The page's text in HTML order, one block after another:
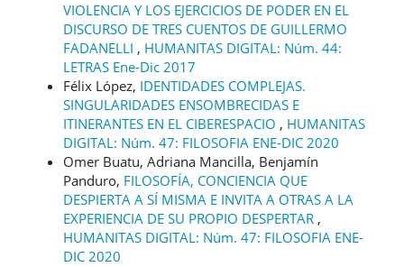
VIOLENCIA Y LOS EJERCICIOS DE PODER EN EL
DISCURSO DE TRES CUENTOS DE GUILLERMO
FADANELLI , HUMANITAS DIGITAL: Núm. 44:
LETRAS Ene-Dic 2017
Félix López, IDENTIDADES COMPLEJAS.
SINGULARIDADES ENSOMBRECIDAS E
ITINERANTES EN EL CIBERESPACIO , HUMANITAS
DIGITAL: Núm. 47: FILOSOFIA ENE-DIC 2020
Omer Buatu, Adriana Mancilla, Benjamín
Panduro, FILOSOFÍA, CONCIENCIA QUE
DESPIERTA A SÍ MISMA E INVITA A OTRAS A LA
EXPERIENCIA DE SU PROPIO DESPERTAR ,
HUMANITAS DIGITAL: Núm. 47: FILOSOFIA ENE-
DIC 2020